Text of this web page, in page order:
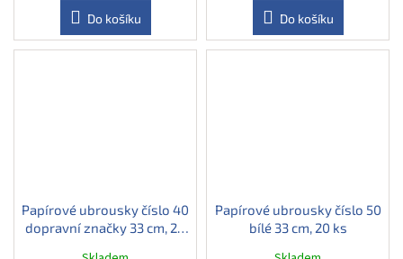
Do košíku Do košíku
Papírové ubrousky číslo 40
dopravní značky 33 cm, 20
Papírové ubrousky číslo 50
bílé 33 cm, 20 ks